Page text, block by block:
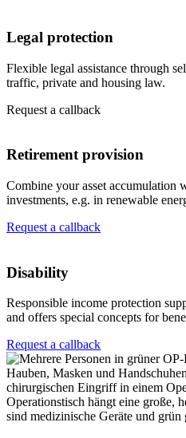
Legal protection
Flexible legal assistance through
traffic, private and housing law.
Request a callback
Retirement provision
Combine your asset accumulation
investments, e.g. in renewable
Request a callback
Disability
Responsible income protection
and offers special concepts for
Request a callback